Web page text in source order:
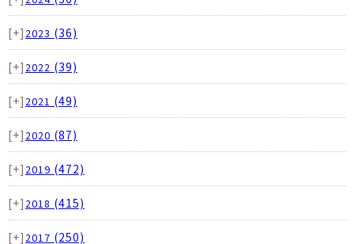
[+] 2023 (36)
[+] 2022 (39)
[+] 2021 (49)
[+] 2020 (87)
[+] 2019 (472)
[+] 2018 (415)
[+] 2017 (250)